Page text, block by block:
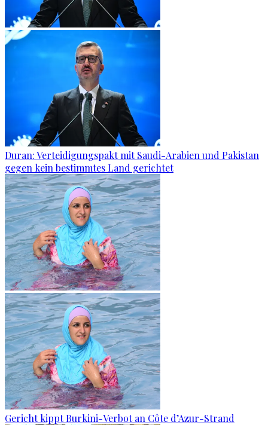
Duran: Verteidigungspakt mit Saudi-Arabien und Pakistan
gegen kein bestimmtes Land gerichtet
Gericht kippt Burkini-Verbot an Côte d’Azur-Strand